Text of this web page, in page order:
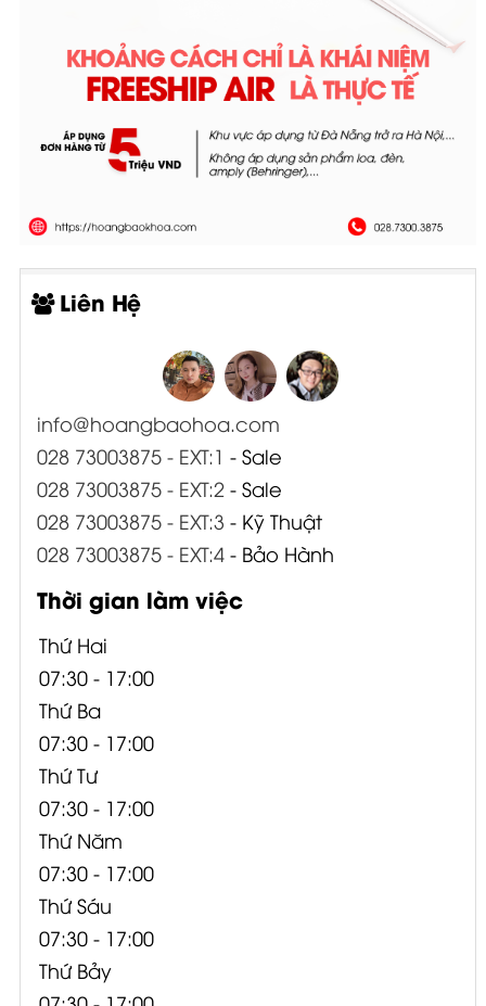
Liên Hệ
info@hoangbaohoa.com
028 73003875 - EXT:1 - Sale
028 73003875 - EXT:2- Sale
028 73003875 - EXT:3 - Kỹ Thuật
028 73003875 - EXT:4- Bảo Hành
Thời gian làm việc
Thứ Hai
07:30 - 17:00
Thứ Ba
07:30 - 17:00
Thứ Tư
07:30 - 17:00
Thứ Năm
07:30 - 17:00
Thứ Sáu
07:30 - 17:00
Thứ Bảy